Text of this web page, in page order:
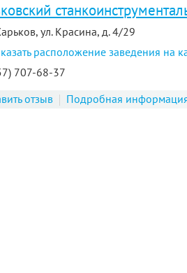
ул. Красина, д. 4/29
расположение заведения на
707-68-37
отзыв
Подробная